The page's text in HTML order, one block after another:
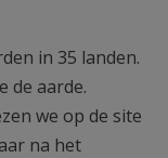
in 35 landen.
de aarde.
we op de site
na het